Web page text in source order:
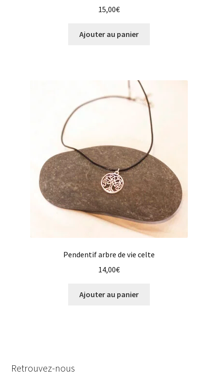
15,00€
Ajouter au panier
Pendentif arbre de vie celte
14,00€
Ajouter au panier
Retrouvez-nous